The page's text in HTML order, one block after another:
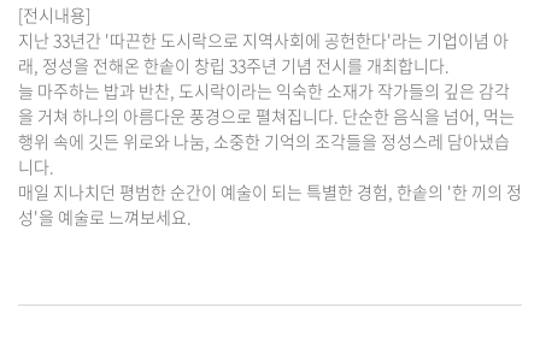
[전시내용]
지난 33년간 '따끈한 도시락으로 지역사회에 공헌한다'라는 기업이념 아
래, 정성을 전해온 한솥이 창립 33주년 기념 전시를 개최합니다.
늘 마주하는 밥과 반찬, 도시락이라는 익숙한 소재가 작가들의 깊은 감각
을 거쳐 하나의 아름다운 풍경으로 펼쳐집니다. 단순한 음식을 넘어, 먹는
행위 속에 깃든 위로와 나눔, 소중한 기억의 조각들을 정성스레 담아냈습
니다.
매일 지나치던 평범한 순간이 예술이 되는 특별한 경험, 한솥의 '한 끼의 정
성'을 예술로 느껴보세요.